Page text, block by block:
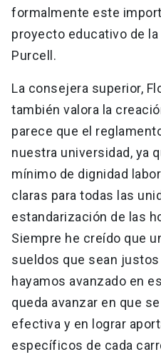
formalmente este
proyecto educativo de
Purcell.
La consejera superior,
también valora la
parece que el
nuestra universidad, ya
mínimo de dignidad
claras para todas las
estandarización de las
Siempre he creído que
sueldos que sean justos
hayamos avanzado en
queda avanzar en que
efectiva y en lograr
específicos de cada